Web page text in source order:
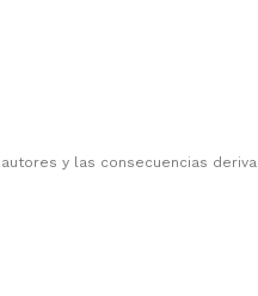
y las consecuencias